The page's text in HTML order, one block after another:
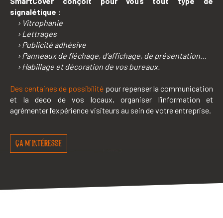
signalétique :
› Vitrophanie
› Lettrages
› Publicité adhésive
› Panneaux de fléchage, d’affichage, de présentation…
› Habillage et décoration de vos bureaux.
Des centaines de possibilité pour repenser la communication
et la deco de vos locaux, organiser l’information et
agrémenter l’expérience visiteurs au sein de votre entreprise.
ça m'intéresse